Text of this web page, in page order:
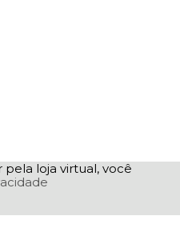
pela loja virtual, você